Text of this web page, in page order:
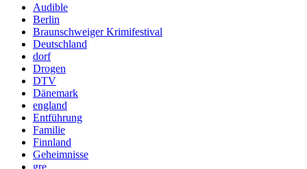
Audible
Berlin
Braunschweiger Krimifestival
Deutschland
dorf
Drogen
DTV
Dänemark
england
Entführung
Familie
Finnland
Geheimnisse
gre